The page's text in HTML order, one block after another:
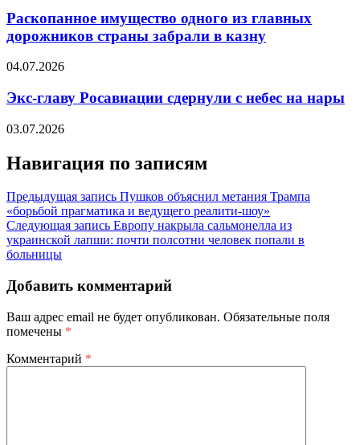
Раскопанное имущество одного из главных
дорожников страны забрали в казну
04.07.2026
Экс-главу Росавиации сдернули с небес на нары
03.07.2026
Навигация по записям
Предыдущая запись Пушков объяснил метания Трампа
«борьбой прагматика и ведущего реалити-шоу»
Следующая запись Европу накрыла сальмонелла из
украинской лапши: почти полсотни человек попали в
больницы
Добавить комментарий
Ваш адрес email не будет опубликован. Обязательные поля
помечены *
Комментарий *